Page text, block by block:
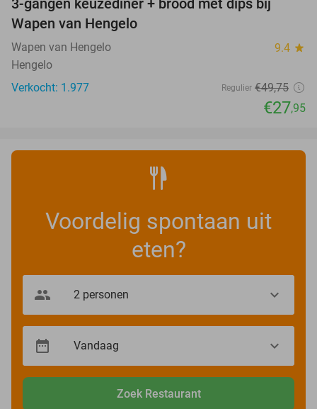
3-gangen keuzediner + brood met dips bij
Wapen van Hengelo
Wapen van Hengelo 9.4 star
Hengelo
Verkocht: 1.977
Regulier €49,75
€27,95
Voordelig spontaan uit
eten?
Zoek Restaurant